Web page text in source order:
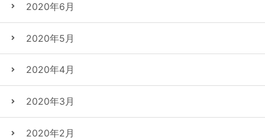
2020年6月
2020年5月
2020年4月
2020年3月
2020年2月